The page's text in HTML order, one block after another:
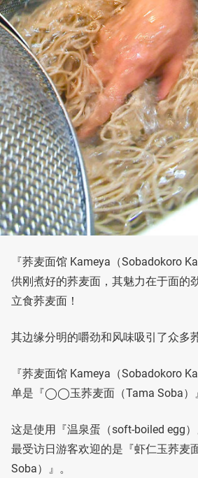
『荞麦面馆 Kameya（Sobadokoro
供刚煮好的荞麦面，其魅力在于面的
立食荞麦面！
其边缘分明的嚼劲和风味吸引了众多
『荞麦面馆 Kameya（Sobadokoro
单是『◯◯玉荞麦面（Tama Soba）
这是使用『温泉蛋（soft-boiled egg
最受访日游客欢迎的是『虾仁玉荞麦
Soba）』。